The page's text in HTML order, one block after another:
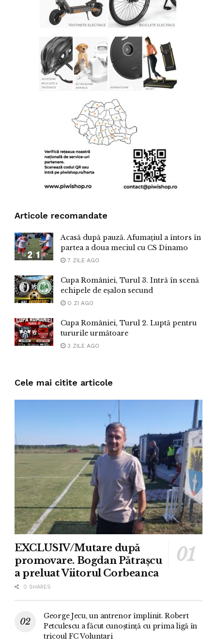
Articole recomandate
Acasă după pauză. Afumațiul a întors în
partea a doua meciul cu CS Dinamo
7 ZILE AGO
Cupa României, Turul 3. Intră în scenă
echipele de eșalon secund
O ZI AGO
Cupa României, Turul 2. Luptă pentru
tururile următoare
3 ZILE AGO
Cele mai citite articole
EXCLUSIV/Mutare după
promovare. Bogdan Pătrașcu
a preluat Viitorul Corbeanca
0 SHARES
George Jecu, un antrenor împlinit. Robert
Petculescu a făcut cunoștință cu prima ligă în
tricoul FC Voluntari